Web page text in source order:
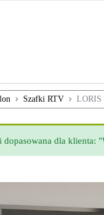
Szafki RTV LORIS
dopasowana dla klienta: